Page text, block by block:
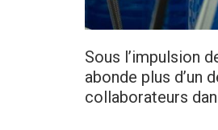
Sous l’impulsion
abonde plus d’un
collaborateurs